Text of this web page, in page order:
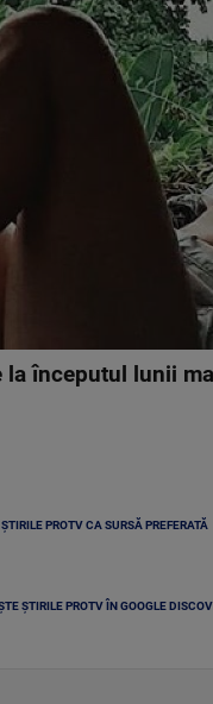
începutul lunii
PROTV CA SURSĂ PREFERATĂ
ȘTIRILE PROTV ÎN GOOGLE